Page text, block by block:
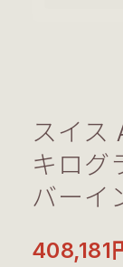
スイス
キログ
バーイ
408,181